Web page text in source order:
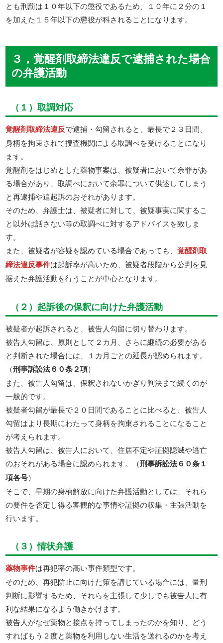
とも刑罰は１０年以下の懲役であるため、１０年に２分の１
を加えた１５年以下の懲役が科されることになります。
３，覚醒剤取締法違反で逮捕された場合
の弁護活動
（１）取調対応
覚醒剤取締法違反で逮捕・勾留されると、最長で２３日間、
身柄を拘束されて捜査機関による取調べを受けることになり
ます。
覚醒剤をはじめとした薬物事案は、被疑者において余罪があ
る場合があり、取調べにおいて余罪について供述してしまう
と再逮捕や追起訴のおそれがあります。
そのため、弁護士は、被疑者に対して、被疑事実に関するこ
と以外は話さない等の取調べに対するアドバイスを致しま
す。
また、被疑者が容疑を認めている場合であっても、覚醒剤取
締法違反事件は起訴率が高いため、被疑者段階から公判を見
据えた弁護活動を行うことが中心となります。
（２）起訴後の保釈に向けた弁護活動
被疑者が起訴されると、被告人勾留に切り替わります。
被告人勾留は、原則として２カ月、さらに継続の必要がある
と判断された場合には、１カ月ごとの延長が認められます。
（刑事訴訟法６０条２項）
また、被告人勾留は、保釈されないかぎり判決まで続くのが
一般的です。
被疑者勾留が最長で２０日間であることに比べると、被告人
勾留はより長期にわたって身柄を拘束されることになること
が考えられます。
被告人勾留は、被告人において、住居不定や証拠隠滅や逃亡
のおそれがある場合に認められます。（刑事訴訟法６０条１
項各号）
そこで、早期の身柄解放に向けた弁護活動としては、それら
の要件を否定し得る客観的な事情や証拠の収集・主張活動を
行います。
（３）情状弁護
薬物事件は再犯率の高い事件類型です。
そのため、再犯防止に向けた策を講じている場合には、量刑
判断に影響するため、それらを主張して少しでも被告人に有
利な結果になるよう働きかけます。
被告人がなぜ薬物と接点を持ってしまったのかを知り、どう
すればもう２度と薬物を利用しない生活を送れるのかを考え